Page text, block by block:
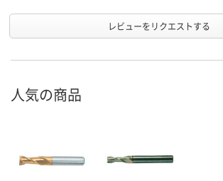
レビューをリクエストする
人気の商品